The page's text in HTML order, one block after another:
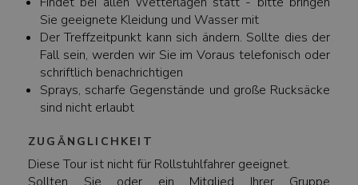
Sie geeignete Kleidung und Wasser mit
Der Treffzeitpunkt kann sich ändern. Sollte dies der
Fall sein, werden wir Sie im Voraus telefonisch oder
schriftlich benachrichtigen
Sprays, scharfe Gegenstände und große Rucksäcke
sind nicht erlaubt
ZUGÄNGLICHKEIT
Diese Tour ist nicht für Rollstuhlfahrer geeignet.